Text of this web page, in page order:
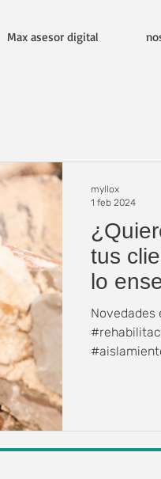
Max asesor digital
tus
lo
myllox
1 feb 2024